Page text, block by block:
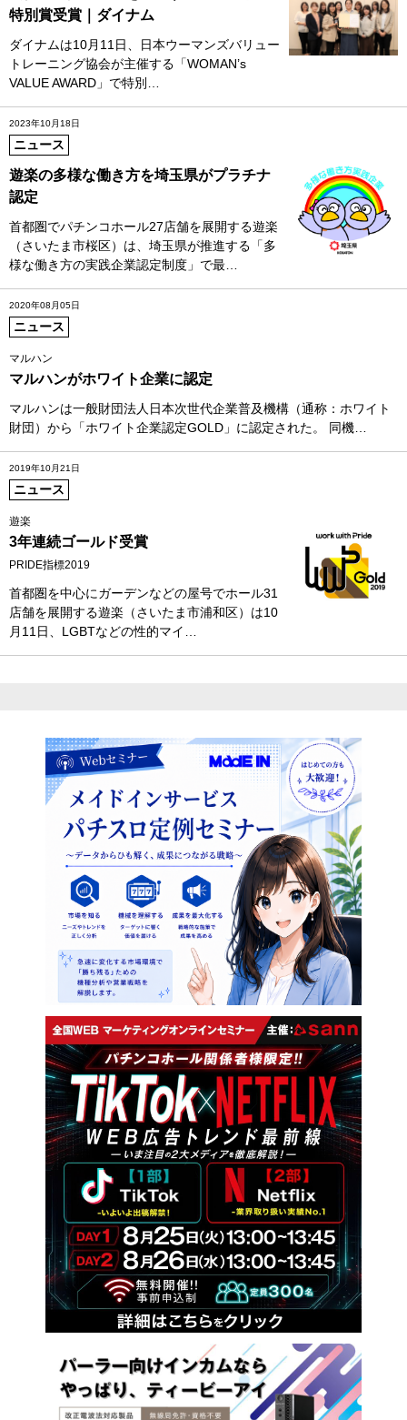
特別賞受賞｜ダイナム
ダイナムは10月11日、日本ウーマンズバリュー
トレーニング協会が主催する「WOMAN’s
VALUE AWARD」で特別…
2023年10月18日
ニュース
遊楽の多様な働き方を埼玉県がプラチナ
認定
首都圏でパチンコホール27店舗を展開する遊楽
（さいたま市桜区）は、埼玉県が推進する「多
様な働き方の実践企業認定制度」で最…
2020年08月05日
ニュース
マルハン
マルハンがホワイト企業に認定
マルハンは一般財団法人日本次世代企業普及機構（通称：ホワイト
財団）から「ホワイト企業認定GOLD」に認定された。 同機…
2019年10月21日
ニュース
遊楽
3年連続ゴールド受賞
PRIDE指標2019
首都圏を中心にガーデンなどの屋号でホール31
店舗を展開する遊楽（さいたま市浦和区）は10
月11日、LGBTなどの性的マイ…